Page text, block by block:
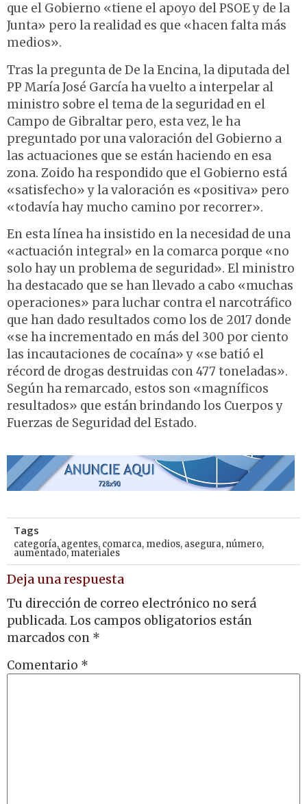
que el Gobierno «tiene el apoyo del PSOE y de la
Junta» pero la realidad es que «hacen falta más
medios».
Tras la pregunta de De la Encina, la diputada del
PP María José García ha vuelto a interpelar al
ministro sobre el tema de la seguridad en el
Campo de Gibraltar pero, esta vez, le ha
preguntado por una valoración del Gobierno a
las actuaciones que se están haciendo en esa
zona. Zoido ha respondido que el Gobierno está
«satisfecho» y la valoración es «positiva» pero
«todavía hay mucho camino por recorrer».
En esta línea ha insistido en la necesidad de una
«actuación integral» en la comarca porque «no
solo hay un problema de seguridad». El ministro
ha destacado que se han llevado a cabo «muchas
operaciones» para luchar contra el narcotráfico
que han dado resultados como los de 2017 donde
«se ha incrementado en más del 300 por ciento
las incautaciones de cocaína» y «se batió el
récord de drogas destruidas con 477 toneladas».
Según ha remarcado, estos son «magníficos
resultados» que están brindando los Cuerpos y
Fuerzas de Seguridad del Estado.
Tags
categoría, agentes, comarca, medios, asegura, número,
aumentado,materiales
Deja una respuesta
Tu dirección de correo electrónico no será
publicada. Los campos obligatorios están
marcados con *
Comentario *